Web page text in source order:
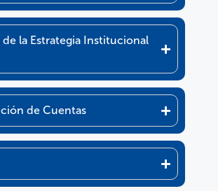
la Estrategia Institucional
de Cuentas